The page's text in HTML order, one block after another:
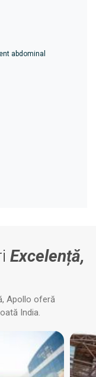
abdominal
Excelență,
Apollo oferă
India.